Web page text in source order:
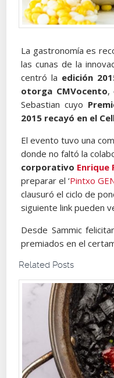
La gastronomía es
las cunas de la
centró la edición
otorga CMVocento,
Sebastian cuyo
2015 recayó en el
El evento tuvo una
donde no faltó la
corporativo Enrique
preparar el ‘Pintxo
clausuró el ciclo de
siguiente link pueden
Desde Sammic
premiados en el
Related Posts